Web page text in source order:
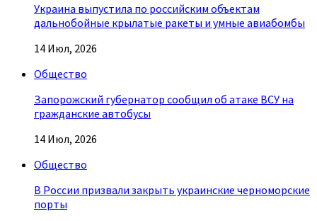
Украина выпустила по российским объектам
дальнобойные крылатые ракеты и умные авиабомбы
14 Июл, 2026
Общество
Запорожский губернатор сообщил об атаке ВСУ на
гражданские автобусы
14 Июл, 2026
Общество
В России призвали закрыть украинские черноморские
порты